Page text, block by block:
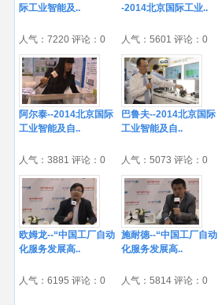
际工业智能及..
人气：7220 评论：0
-2014北京国际工业..
人气：5601 评论：0
阿尔泰--2014北京国际
工业智能及自..
人气：3881 评论：0
巴鲁夫--2014北京国际
工业智能及自..
人气：5073 评论：0
欧姆龙--“中国工厂自动
化服务发展高..
人气：6195 评论：0
施耐德--“中国工厂自动
化服务发展高..
人气：5814 评论：0